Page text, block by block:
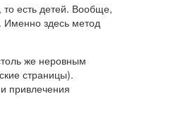
есть детей. Вообще,
Именно здесь метод
же неровным
страницы).
привлечения